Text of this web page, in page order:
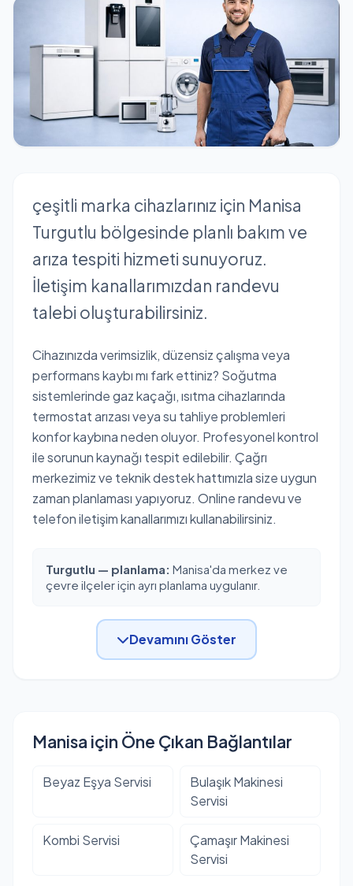
çeşitli marka cihazlarınız için Manisa
Turgutlu bölgesinde planlı bakım ve
arıza tespiti hizmeti sunuyoruz.
İletişim kanallarımızdan randevu
talebi oluşturabilirsiniz.
Cihazınızda verimsizlik, düzensiz çalışma veya
performans kaybı mı fark ettiniz? Soğutma
sistemlerinde gaz kaçağı, ısıtma cihazlarında
termostat arızası veya su tahliye problemleri
konfor kaybına neden oluyor. Profesyonel kontrol
ile sorunun kaynağı tespit edilebilir. Çağrı
merkezimiz ve teknik destek hattımızla size uygun
zaman planlaması yapıyoruz. Online randevu ve
telefon iletişim kanallarımızı kullanabilirsiniz.
Turgutlu — planlama: Manisa'da merkez ve
çevre ilçeler için ayrı planlama uygulanır.
Devamını Göster
Manisa için Öne Çıkan Bağlantılar
Beyaz Eşya Servisi
Bulaşık Makinesi
Servisi
Kombi Servisi
Çamaşır Makinesi
Servisi